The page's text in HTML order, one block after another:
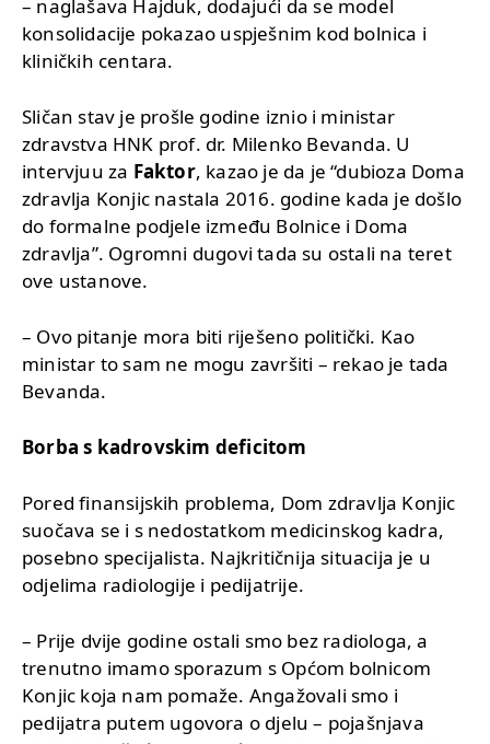
– naglašava Hajduk, dodajući da se model
konsolidacije pokazao uspješnim kod bolnica i
kliničkih centara.
Sličan stav je prošle godine iznio i ministar
zdravstva HNK prof. dr. Milenko Bevanda. U
intervjuu za Faktor, kazao je da je “dubioza Doma
zdravlja Konjic nastala 2016. godine kada je došlo
do formalne podjele između Bolnice i Doma
zdravlja”. Ogromni dugovi tada su ostali na teret
ove ustanove.
– Ovo pitanje mora biti riješeno politički. Kao
ministar to sam ne mogu završiti – rekao je tada
Bevanda.
Borba s kadrovskim deficitom
Pored finansijskih problema, Dom zdravlja Konjic
suočava se i s nedostatkom medicinskog kadra,
posebno specijalista. Najkritičnija situacija je u
odjelima radiologije i pedijatrije.
– Prije dvije godine ostali smo bez radiologa, a
trenutno imamo sporazum s Općom bolnicom
Konjic koja nam pomaže. Angažovali smo i
pedijatra putem ugovora o djelu – pojašnjava